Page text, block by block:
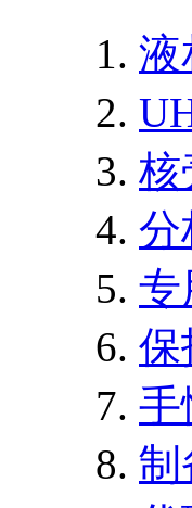
液
核
分
专
保
手
制